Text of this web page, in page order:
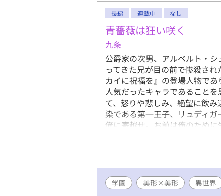
長編 連載中 なし
青薔薇は狂い咲く
九条
公爵家の次男、アルベルト・
ってきた兄が目の前で惨殺さ
カイに祝福を』の登場人物で
人気だったキャラであること
て、怒りや悲しみ、絶望に飲
染である第一王子、リュディガ
俺に寄越せ。お前は俺のため
様王子×美貌の最恐ラスボス
学園 美形×美形 異世界